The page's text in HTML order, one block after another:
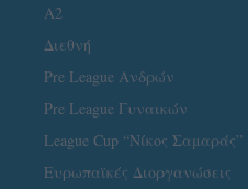
A2
Διεθνή
Pre League Ανδρών
Pre League Γυναικών
League Cup “Νίκος Σαμαράς”
Ευρωπαϊκές Διοργανώσεις